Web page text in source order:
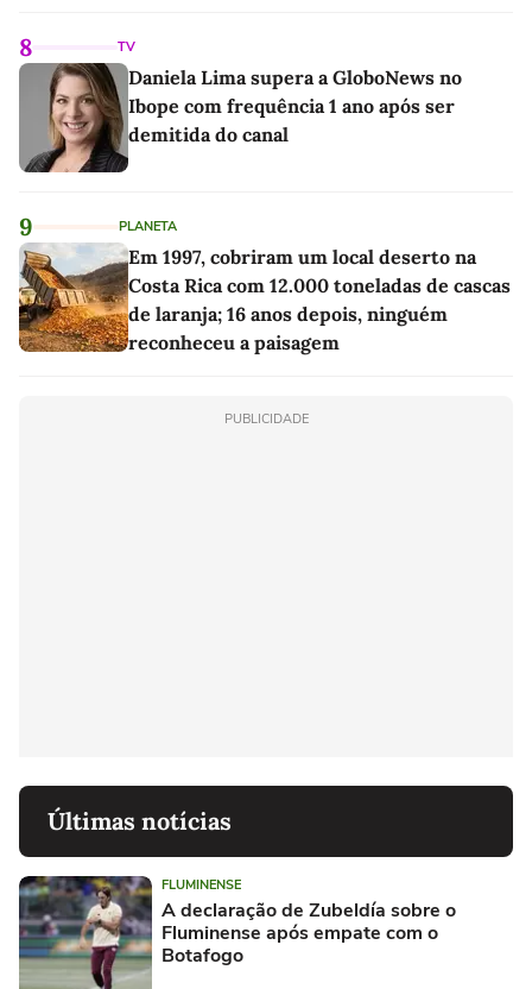
8 TV
Daniela Lima supera a GloboNews no
Ibope com frequência 1 ano após ser
demitida do canal
9 PLANETA
Em 1997, cobriram um local deserto na
Costa Rica com 12.000 toneladas de cascas
de laranja; 16 anos depois, ninguém
reconheceu a paisagem
PUBLICIDADE
Últimas notícias
FLUMINENSE
A declaração de Zubeldía sobre o
Fluminense após empate com o
Botafogo